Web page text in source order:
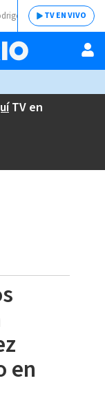
ChavesTV EN VIVO
TV en
en